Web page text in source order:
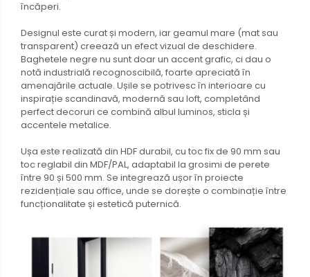
încăperi.
Designul este curat și modern, iar geamul mare (mat sau
transparent) creează un efect vizual de deschidere.
Baghetele negre nu sunt doar un accent grafic, ci dau o
notă industrială recognoscibilă, foarte apreciată în
amenajările actuale. Ușile se potrivesc în interioare cu
inspirație scandinavă, modernă sau loft, completând
perfect decoruri ce combină albul luminos, sticla și
accentele metalice.
Ușa este realizată din HDF durabil, cu toc fix de 90 mm sau
toc reglabil din MDF/PAL, adaptabil la grosimi de perete
între 90 și 500 mm. Se integrează ușor în proiecte
rezidențiale sau office, unde se dorește o combinație între
funcționalitate și estetică puternică.